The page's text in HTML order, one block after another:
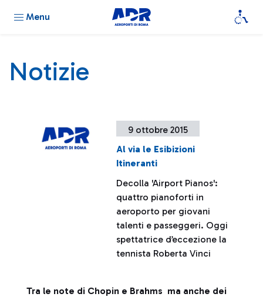
Menu
Notizie
9 ottobre 2015
Al via le Esibizioni
Itineranti
Decolla 'Airport Pianos':
quattro pianoforti in
aeroporto per giovani
talenti e passeggeri. Oggi
spettatrice d’eccezione la
tennista Roberta Vinci
Tra le note di Chopin e Brahms ma anche dei